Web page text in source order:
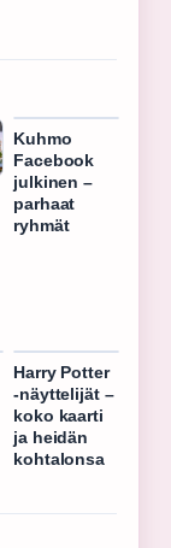
Kuhmo
Facebook
julkinen –
parhaat
ryhmät
Harry Potter
-näyttelijät –
koko kaarti
ja heidän
kohtalonsa